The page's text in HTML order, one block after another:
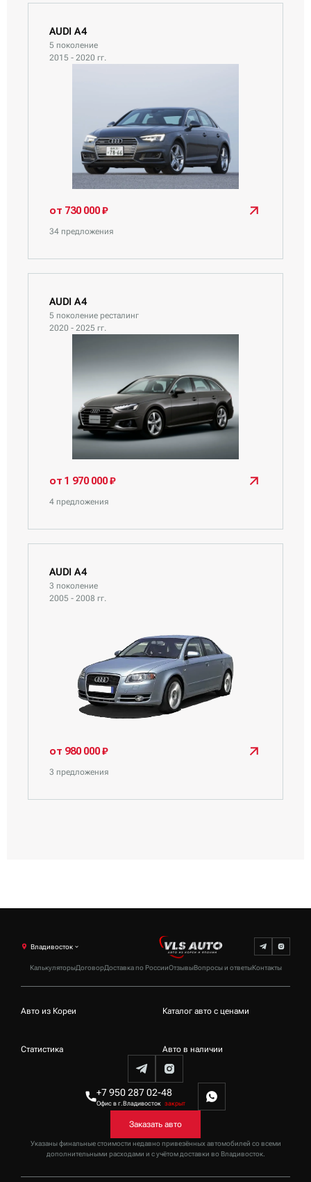
AUDI A4
5 поколение
2015 - 2020 гг.
от 730 000 ₽
34 предложения
AUDI A4
5 поколение ресталинг
2020 - 2025 гг.
от 1 970 000 ₽
4 предложения
AUDI A4
3 поколение
2005 - 2008 гг.
от 980 000 ₽
3 предложения
КалькуляторыДоговорДоставка по РоссииОтзывыВопросы и ответыКонтакты
Владивосток
+7 950 287 02-48
Офис в г.Владивосток закрыт
Указаны финальные стоимости недавно привезённых автомобилей со всеми
дополнительными расходами и с учётом доставки во Владивосток.
Заказать авто
Авто из Кореи Каталог авто с ценами
Статистика Авто в наличии